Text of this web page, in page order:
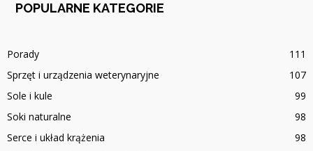
POPULARNE KATEGORIE
Porady
111
Sprzęt i urządzenia weterynaryjne
107
Sole i kule
99
Soki naturalne
98
Serce i układ krążenia
98